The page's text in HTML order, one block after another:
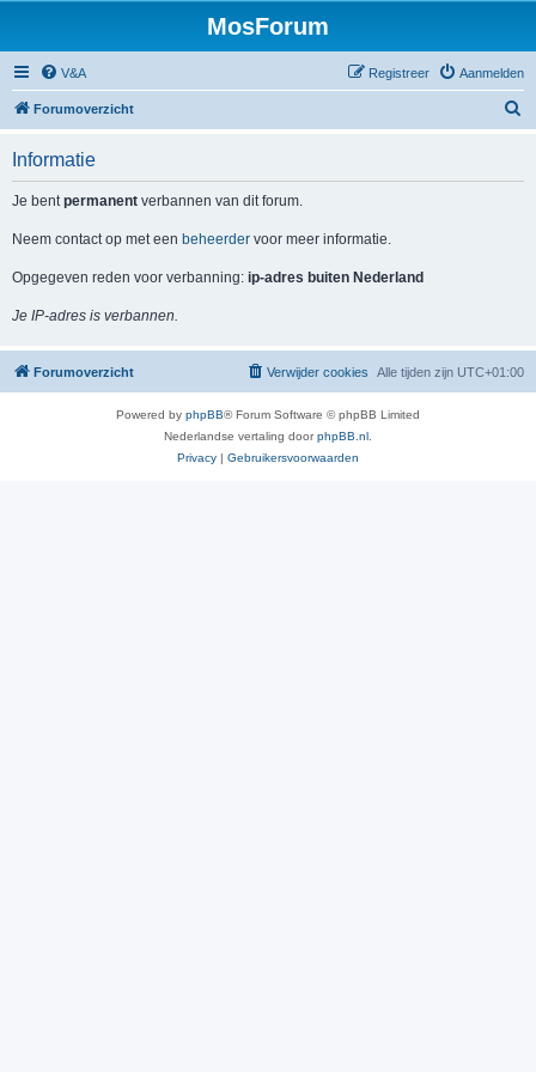
MosForum
V&A Aanmelden
Registreer
Forumoverzicht
Informatie
Je bentpermanent verbannen van dit forum.
Neem contact op met een beheerder voor meer informatie.
Opgegeven reden voor verbanning: ip-adres buiten Nederland
Je IP-adres is verbannen.
Forumoverzicht Alle tijden zijn UTC+01:00
Verwijder cookies
Powered by phpBB® Forum Software © phpBB Limited
Nederlandse vertaling doorphpBB.nl
Privacy | Gebruikersvoorwaarden